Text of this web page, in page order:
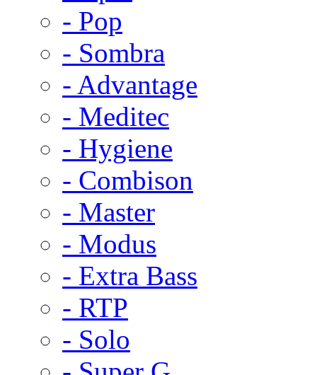
- Pop
- Sombra
- Advantage
- Meditec
- Hygiene
- Combison
- Master
- Modus
- Extra Bass
- RTP
- Solo